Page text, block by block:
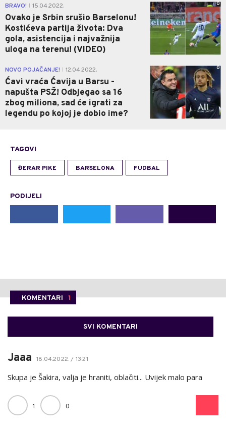
BRAVO! 15.04.2022.
Ovako je Srbin srušio Barselonu!
Kostićeva partija života: Dva
gola, asistencija i najvažnija
uloga na terenu! (VIDEO)
0
NOVO POJAČANJE! 12.04.2022.
Ćavi vraća Ćavija u Barsu -
napušta PSŽ! Odbjegao sa 16
zbog miliona, sad će igrati za
legendu po kojoj je dobio ime?
0
TAGOVI
ĐERAR PIKE BARSELONA FUDBAL
PODIJELI
KOMENTARI 1
SVI KOMENTARI
Jaaa 18.04.2022. / 13:21
Skupa je Šakira, valja je hraniti, oblačiti... Uvijek malo para
1 0